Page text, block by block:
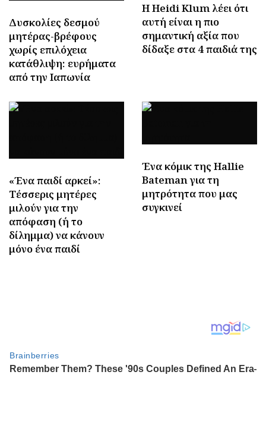
Δυσκολίες δεσμού
μητέρας-βρέφους
χωρίς επιλόχεια
κατάθλιψη: ευρήματα
από την Ιαπωνία
Η Heidi Klum λέει ότι
αυτή είναι η πιο
σημαντική αξία που
δίδαξε στα 4 παιδιά της
«Ένα παιδί αρκεί»:
Τέσσερις μητέρες
μιλούν για την
απόφαση (ή το
δίλημμα) να κάνουν
μόνο ένα παιδί
Ένα κόμικ της Hallie
Bateman για τη
μητρότητα που μας
συγκινεί